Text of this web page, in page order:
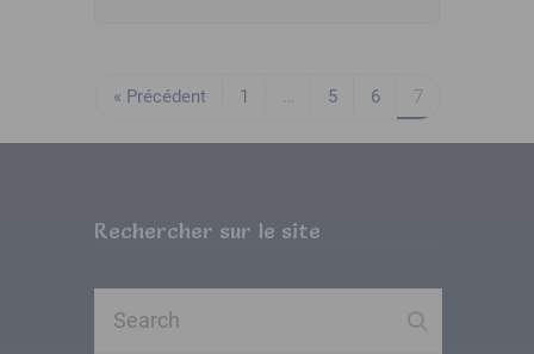
« Précédent 1 … 5 6 7
Rechercher sur le site